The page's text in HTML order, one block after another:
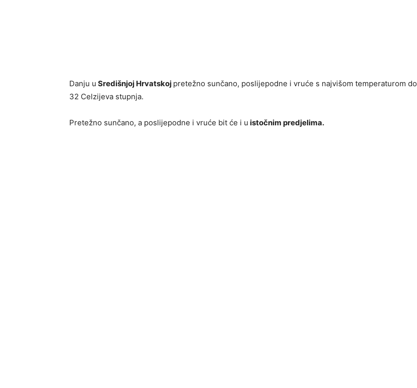
Danju u Središnjoj Hrvatskoj pretežno sunčano, poslijepodne i vruće s najvišom temperaturom do
32 Celzijeva stupnja.
Pretežno sunčano, a poslijepodne i vruće bit će i u istočnim predjelima.